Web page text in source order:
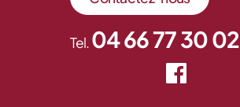
Tel.04 66 77 30 02